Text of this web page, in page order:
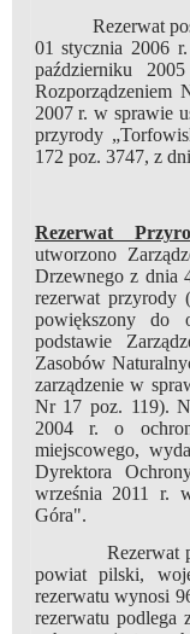
Rezerwat
01 stycznia 2006
październiku
2007 r. w sprawie
przyrody
172 poz. 3747, z
Rezerwat
utworzono
Drzewnego z dnia
rezerwat przyrody
powiększony do
podstawie
Zasobów
zarządzenie w
Nr 17 poz. 119).
2004 r. o
miejscowego,
Dyrektora
września 2011 r.
Góra".
Rezerwat
powiat pilski,
rezerwatu wynosi
rezerwatu podlega